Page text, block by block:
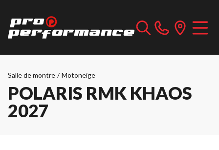
Salle de montre / Motoneige
POLARIS RMK KHAOS
2027